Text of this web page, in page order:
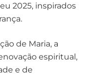
2025, inspirados
de Maria, a
espiritual,
e de